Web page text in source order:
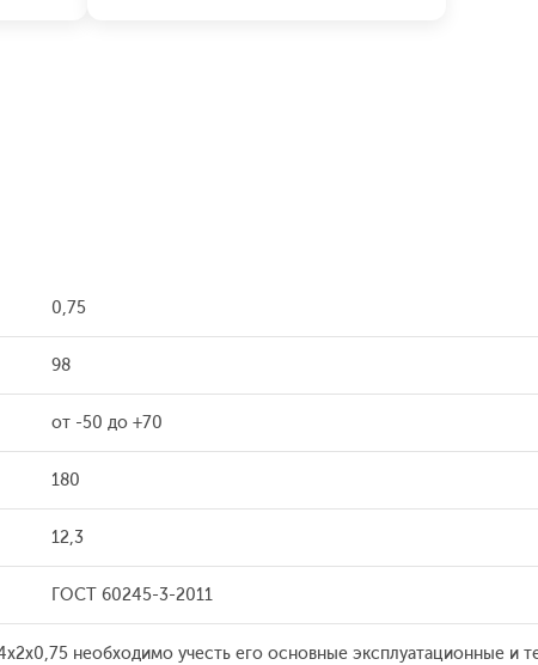
0,75
98
от -50 до +70
180
12,3
ГОСТ 60245-3-2011
необходимо учесть его основные эксплуатационные и